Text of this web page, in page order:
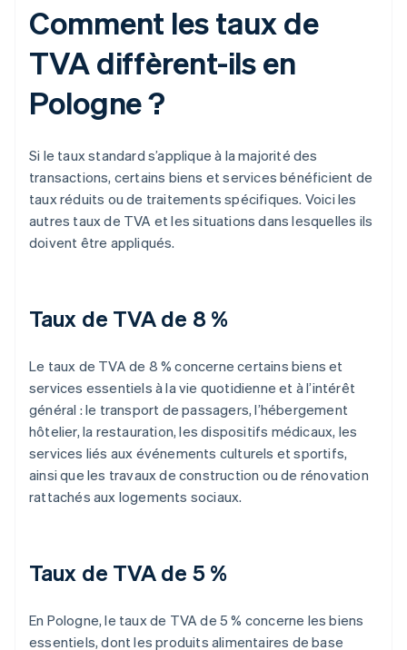
Comment les taux de
TVA diffèrent-ils en
Pologne ?
Si le taux standard s’applique à la majorité des
transactions, certains biens et services bénéficient de
taux réduits ou de traitements spécifiques. Voici les
autres taux de TVA et les situations dans lesquelles ils
doivent être appliqués.
Taux de TVA de 8 %
Le taux de TVA de 8 % concerne certains biens et
services essentiels à la vie quotidienne et à l’intérêt
général : le transport de passagers, l’hébergement
hôtelier, la restauration, les dispositifs médicaux, les
services liés aux événements culturels et sportifs,
ainsi que les travaux de construction ou de rénovation
rattachés aux logements sociaux.
Taux de TVA de 5 %
En Pologne, le taux de TVA de 5 % concerne les biens
essentiels, dont les produits alimentaires de base